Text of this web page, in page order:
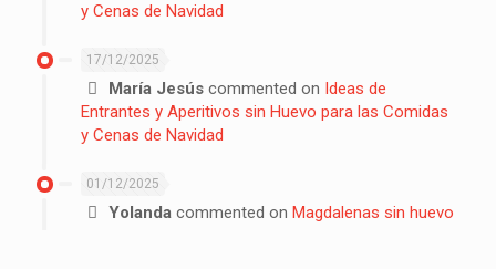
y Cenas de Navidad
17/12/2025
María Jesús commented on Ideas de
Entrantes y Aperitivos sin Huevo para las Comidas
y Cenas de Navidad
01/12/2025
Yolanda commented on Magdalenas sin huevo